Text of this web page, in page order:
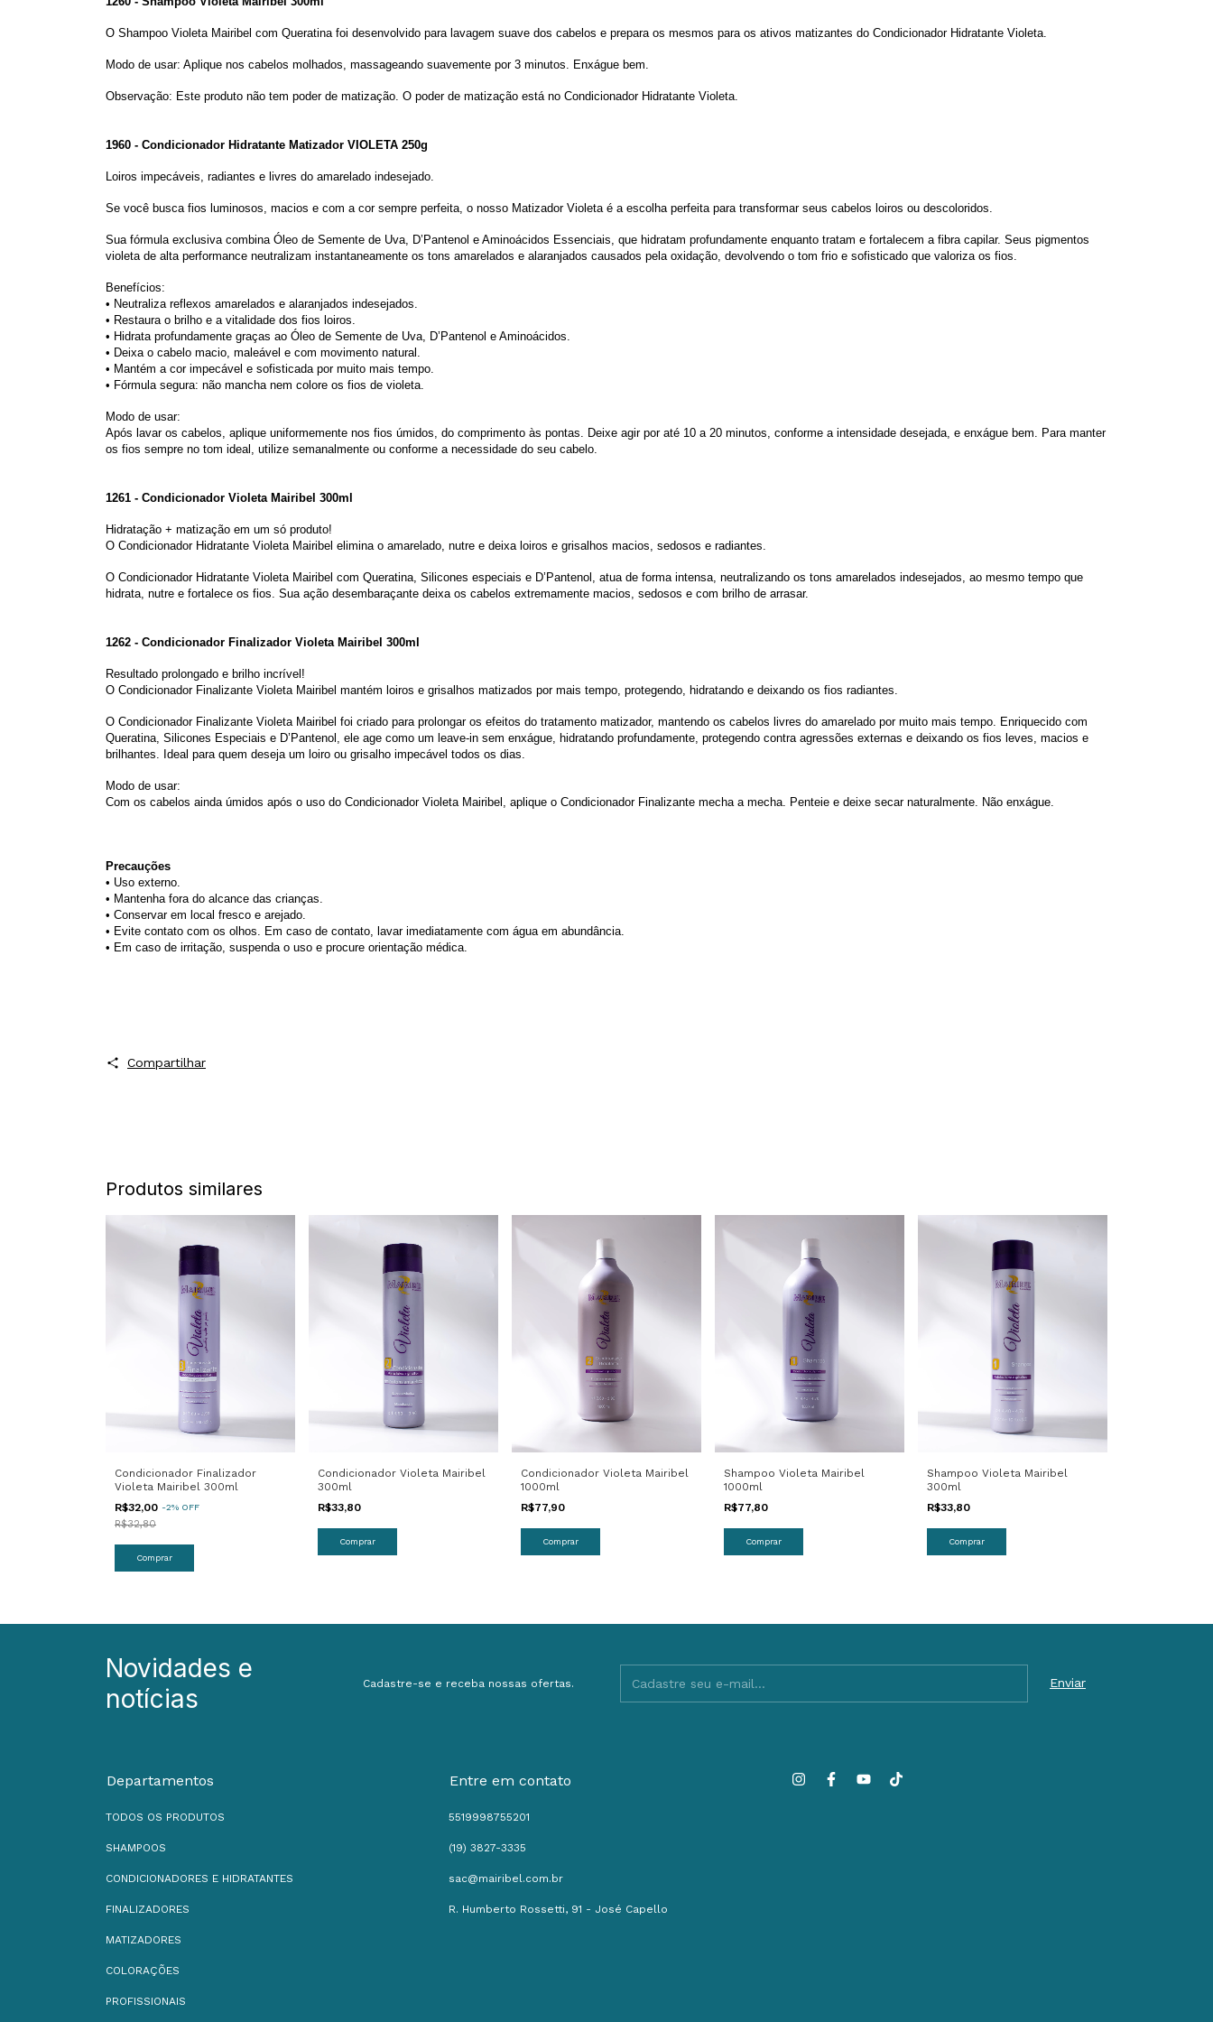
O Shampoo Violeta Mairibel com Queratina foi desenvolvido para lavagem suave dos cabelos e prepara os mesmos para os ativos matizantes do Condicionador Hidratante Violeta.
Modo de usar: Aplique nos cabelos molhados, massageando suavemente por 3 minutos. Enxágue bem.
Observação: Este produto não tem poder de matização. O poder de matização está no Condicionador Hidratante Violeta.
1960 - Condicionador Hidratante Matizador VIOLETA 250g
Loiros impecáveis, radiantes e livres do amarelado indesejado.
Se você busca fios luminosos, macios e com a cor sempre perfeita, o nosso Matizador Violeta é a escolha perfeita para transformar seus cabelos loiros ou descoloridos.
Sua fórmula exclusiva combina Óleo de Semente de Uva, D’Pantenol e Aminoácidos Essenciais, que hidratam profundamente enquanto tratam e fortalecem a fibra capilar. Seus pigmentos
violeta de alta performance neutralizam instantaneamente os tons amarelados e alaranjados causados pela oxidação, devolvendo o tom frio e sofisticado que valoriza os fios.
Benefícios:
• Neutraliza reflexos amarelados e alaranjados indesejados.
• Restaura o brilho e a vitalidade dos fios loiros.
• Hidrata profundamente graças ao Óleo de Semente de Uva, D’Pantenol e Aminoácidos.
• Deixa o cabelo macio, maleável e com movimento natural.
• Mantém a cor impecável e sofisticada por muito mais tempo.
• Fórmula segura: não mancha nem colore os fios de violeta.
Modo de usar:
Após lavar os cabelos, aplique uniformemente nos fios úmidos, do comprimento às pontas. Deixe agir por até 10 a 20 minutos, conforme a intensidade desejada, e enxágue bem. Para manter
os fios sempre no tom ideal, utilize semanalmente ou conforme a necessidade do seu cabelo.
1261 - Condicionador Violeta Mairibel 300ml
Hidratação + matização em um só produto!
O Condicionador Hidratante Violeta Mairibel elimina o amarelado, nutre e deixa loiros e grisalhos macios, sedosos e radiantes.
O Condicionador Hidratante Violeta Mairibel com Queratina, Silicones especiais e D’Pantenol, atua de forma intensa, neutralizando os tons amarelados indesejados, ao mesmo tempo que
hidrata, nutre e fortalece os fios. Sua ação desembaraçante deixa os cabelos extremamente macios, sedosos e com brilho de arrasar.
1262 - Condicionador Finalizador Violeta Mairibel 300ml
Resultado prolongado e brilho incrível!
O Condicionador Finalizante Violeta Mairibel mantém loiros e grisalhos matizados por mais tempo, protegendo, hidratando e deixando os fios radiantes.
O Condicionador Finalizante Violeta Mairibel foi criado para prolongar os efeitos do tratamento matizador, mantendo os cabelos livres do amarelado por muito mais tempo. Enriquecido com
Queratina, Silicones Especiais e D’Pantenol, ele age como um leave-in sem enxágue, hidratando profundamente, protegendo contra agressões externas e deixando os fios leves, macios e
brilhantes. Ideal para quem deseja um loiro ou grisalho impecável todos os dias.
Modo de usar:
Com os cabelos ainda úmidos após o uso do Condicionador Violeta Mairibel, aplique o Condicionador Finalizante mecha a mecha. Penteie e deixe secar naturalmente. Não enxágue.
Precauções
• Uso externo.
• Mantenha fora do alcance das crianças.
• Conservar em local fresco e arejado.
• Evite contato com os olhos. Em caso de contato, lavar imediatamente com água em abundância.
• Em caso de irritação, suspenda o uso e procure orientação médica.
Compartilhar
Produtos similares
Condicionador Finalizador
Violeta Mairibel 300ml
R$32,00 -2% OFF
R$32,80
Condicionador Violeta Mairibel
300ml
R$33,80
Condicionador Violeta Mairibel
1000ml
R$77,90
Shampoo Violeta Mairibel
1000ml
R$77,80
Shampoo Violeta Mairibel
300ml
R$33,80
Novidades e
notícias
Cadastre-se e receba nossas ofertas.
Departamentos
TODOS OS PRODUTOS
SHAMPOOS
CONDICIONADORES E HIDRATANTES
FINALIZADORES
MATIZADORES
COLORAÇÕES
PROFISSIONAIS
Entre em contato
5519998755201
(19) 3827-3335
sac@mairibel.com.br
R. Humberto Rossetti, 91 - José Capello